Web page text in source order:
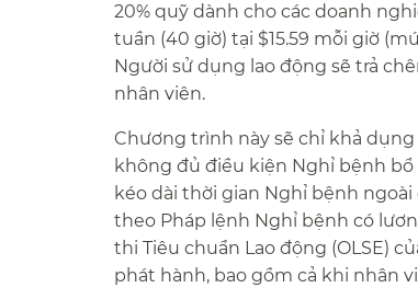
20% quỹ dành cho các doanh
tuần (40 giờ) tại $15.59 mỗi giờ
Người sử dụng lao động sẽ trả
nhân viên.​​
Chương trình này sẽ chỉ khả
không đủ điều kiện Nghỉ bệnh
kéo dài thời gian Nghỉ bệnh
theo Pháp lệnh Nghỉ bệnh có
thi Tiêu chuẩn Lao động (OLSE)
phát hành, bao gồm cả khi nhân